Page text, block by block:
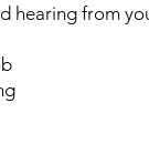
hearing from